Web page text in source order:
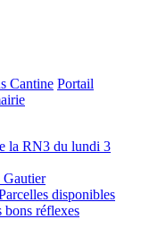
Cantine Portail
la RN3 du lundi 3
Gautier
disponibles
bons réflexes